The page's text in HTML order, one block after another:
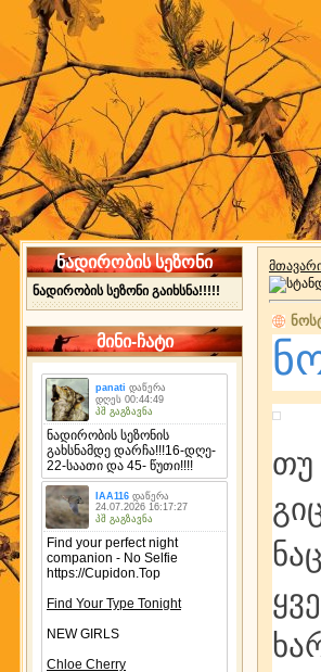
ნადირობის სეზონი
ნადირობის სეზონი გაიხსნა!!!!!
მინი-ჩატი
თუ